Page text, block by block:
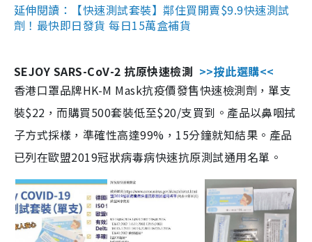
延伸閱讀：【快速測試套裝】鄰住買開賣$9.9快速測試
劑！最快即日發貨 每日15萬盒補貨
SEJOY SARS-CoV-2 抗原快速檢測 >>按此選購<<
香港口罩品牌HK-M Mask抗疫價發售快速檢測劑，單支
裝$22，而購買500套裝低至$20/支買到。產品以鼻咽拭
子方式採樣，準確性高達99%，15分鐘就知結果。產品
已列在歐盟2019冠狀病毒病快速抗原測試通用名單。